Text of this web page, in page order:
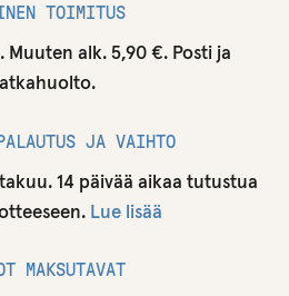
TOIMITUS
alk. 5,90 €. Posti ja
JA VAIHTO
14 päivää aikaa tutustua
Lue lisää
MAKSUTAVAT